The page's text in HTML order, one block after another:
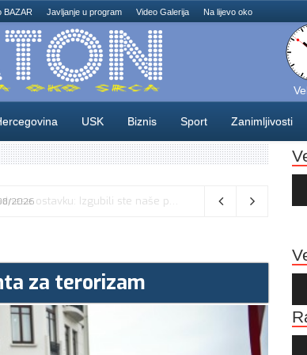
BAZAR Javljanje u program Video Galerija Na lijevo oko
USK Biznis Sport Zanimljivosti
08/08/2026
za terorizam